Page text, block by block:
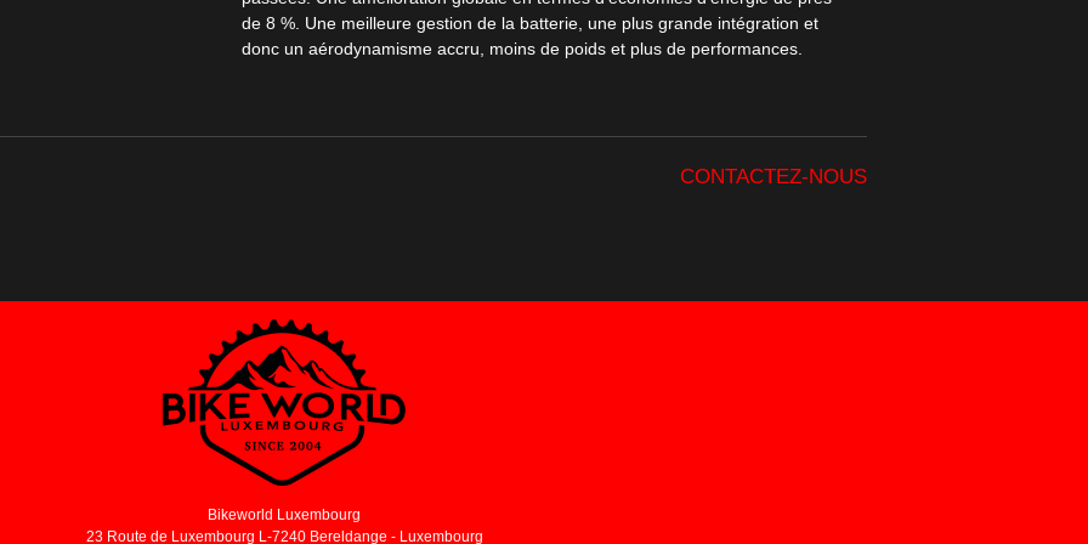
de 8 %. Une meilleure gestion de la batterie, une plus grande intégration et
donc un aérodynamisme accru, moins de poids et plus de performances.
CONTACTEZ-NOUS
Bikeworld Luxembourg
23 Route de Luxembourg L-7240 Bereldange - Luxembourg